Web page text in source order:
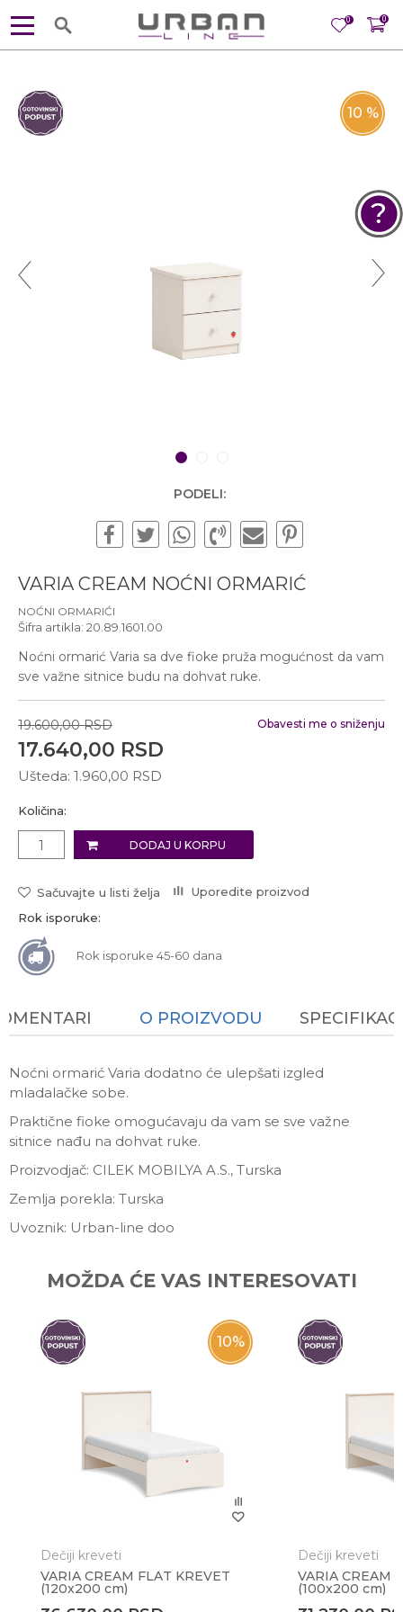
0
0
1
10 %
PODELI:
VARIA CREAM NOĆNI ORMARIĆ
NOĆNI ORMARIĆI
Šifra artikla: 20.89.1601.00
Noćni ormarić Varia sa dve fioke pruža mogućnost da vam
sve važne sitnice budu na dohvat ruke.
19.600,00 RSD
17.640,00 RSD
Ušteda: 1.960,00 RSD
Obavesti me o sniženju
Količina:
DODAJ U KORPU
Sačuvajte u listi želja
Uporedite proizvod
Rok isporuke:
Rok isporuke 45-60 dana
POMOĆ PRI KUPOVINI
Za više informacija, pomoć i
O PROIZVODU
Noćni ormarić Varia dodatno će ulepšati izgled
mladalačke sobe.
Praktične fioke omogućavaju da vam se sve važne
sitnice nađu na dohvat ruke.
Proizvodjač: CILEK MOBILYA A.S., Turska
Zemlja porekla: Turska
Uvoznik: Urban-line doo
Email
Anti-spam zaštita - izračunajte koliko je 2 + 3 :
MOŽDA ĆE VAS INTERESOVATI
10%
Dečiji kreveti
VARIA CREAM FLAT KREVET
(120x200 cm)
Dečiji kreveti
VARIA CREAM
(100x200 cm)